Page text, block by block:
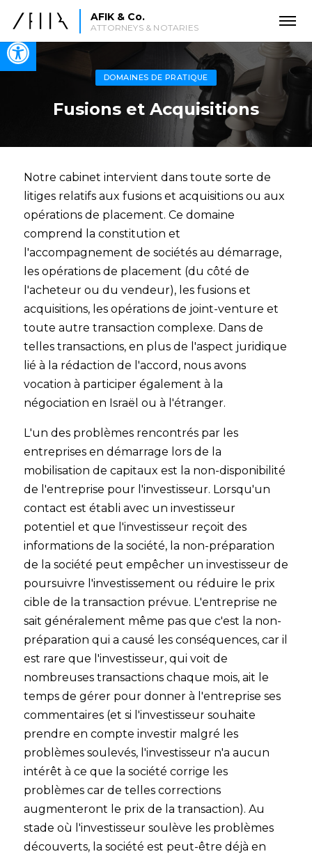
Open toolbar
AFIK & Co.
ATTORNEYS & NOTARIES
DOMAINES DE PRATIQUE
Fusions et Acquisitions
Notre cabinet intervient dans toute sorte de
litiges relatifs aux fusions et acquisitions ou aux
opérations de placement. Ce domaine
comprend la constitution et
l'accompagnement de sociétés au démarrage,
les opérations de placement (du côté de
l'acheteur ou du vendeur), les fusions et
acquisitions, les opérations de joint-venture et
toute autre transaction complexe. Dans de
telles transactions, en plus de l'aspect juridique
lié à la rédaction de l'accord, nous avons
vocation à participer également à la
négociation en Israël ou à l'étranger.
L'un des problèmes rencontrés par les
entreprises en démarrage lors de la
mobilisation de capitaux est la non-disponibilité
de l'entreprise pour l'investisseur. Lorsqu'un
contact est établi avec un investisseur
potentiel et que l'investisseur reçoit des
informations de la société, la non-préparation
de la société peut empêcher un investisseur de
poursuivre l'investissement ou réduire le prix
cible de la transaction prévue. L'entreprise ne
sait généralement même pas que c'est la non-
préparation qui a causé les conséquences, car il
est rare que l'investisseur, qui voit de
nombreuses transactions chaque mois, ait le
temps de gérer pour donner à l'entreprise ses
commentaires (et si l'investisseur souhaite
prendre en compte investir malgré les
problèmes soulevés, l'investisseur n'a aucun
intérêt à ce que la société corrige les
problèmes car de telles corrections
augmenteront le prix de la transaction). Au
stade où l'investisseur soulève les problèmes
découverts, la société est peut-être déjà en